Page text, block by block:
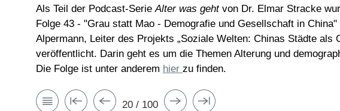
Als Teil der Podcast-Serie Alter was gehtvon Dr. Elmar Stracke
Folge 43 - "Grau statt Mao - Demografie und Gesellschaft in
Alpermann, Leiter des Projekts „Soziale Welten: Chinas Städte als
veröffentlicht. Darin geht es um die Themen Alterung und
Die Folge ist unter anderem hier zu finden.
20 / 100